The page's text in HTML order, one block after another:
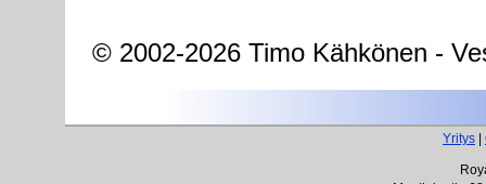
© 2002-2026 Timo Kähkönen -
Yritys